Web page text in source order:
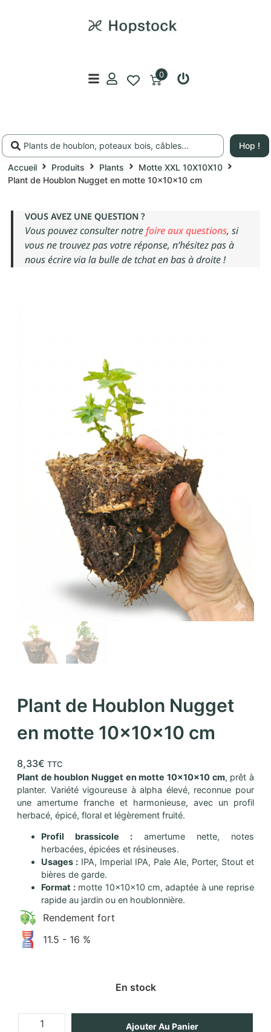
0
Hop !
Accueil Produits Plants
Motte XXL 10X10X10
Plant de Houblon Nugget en motte 10x10x10 cm
VOUS AVEZ UNE QUESTION ?
Vous pouvez consulter notrefoire aux questions, si
vous ne trouvez pas votre réponse, n’hésitez pas à
nous écrire via la bulle de tchat en bas à droite !
Plant de Houblon Nugget
en motte 10x10x10 cm
8,33€ TTC
Plant de houblon Nugget en motte 10x10x10 cm, prêt à
planter. Variété vigoureuse à alpha élevé, reconnue pour
une amertume franche et harmonieuse, avec un profil
herbacé, épicé, floral et légèrement fruité.
Profil brassicole : amertume nette, notes
herbacées, épicées et résineuses.
Usages : IPA, Imperial IPA, Pale Ale, Porter, Stout et
bières de garde.
Format :motte 10x10x10 cm, adaptée à une reprise
rapide au jardin ou en houblonnière.
Rendement fort
11.5 - 16 %
En stock
Ajouter Au Panier